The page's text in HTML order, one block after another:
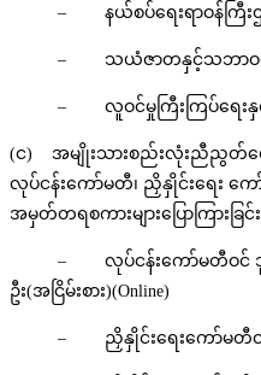
– နယ်စပ်ရေးရာဝန်ကြီးဌ
– သယံဇာတနှင့်သဘာဝပတ်ဝန်
– လူဝင်မှုကြီးကြပ်ရေးနှင့်ပ
(င) အမျိုးသားစည်းလုံးညီညွတ်ရေး
လုပ်ငန်းကော်မတီ၊ ညှိနှိုင်းရေး ကော်
အမှတ်တရစကားများပြောကြားခြင်
– လုပ်ငန်းကော်မတီဝင် ဒုတိ
ဦး(အငြိမ်းစား)(Online)
– ညှိနှိုင်းရေးကော်မတီဝင်